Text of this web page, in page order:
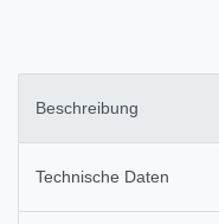
Beschreibung
Technische Daten